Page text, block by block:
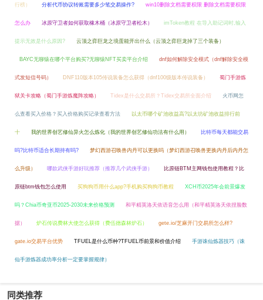
行榜） 分析代币协议转账需要多少笔交易操作? win10删除文档需要权限 删除文档需要权限
怎么办 冰原守卫者如何获取橡木桶（冰原守卫者松木） imToken教程 在导入助记词时,输入
提示无效是什么原因? 云顶之弈巨龙之境蛋能开出什么（云顶之弈巨龙掉了三个装备）
BAYC无聊猿在哪个平台购买?无聊猿NFT买卖平台介绍 dnf如何解除安全模式（dnf解除安全模
式发短信号码） DNF110版本105传说装备怎么获得（dnf100级版本传说装备） 蜀门手游炼
狱关卡攻略（蜀门手游炼魔阵攻略） Tidex是什么交易所？Tidex交易所全面介绍 火币网怎
么查看买入价格？买入价格购买记录查看方法 以太币哪个矿池收益高?以太坊矿池收益排行前
十 我的世界创艺修仙异火怎么炼化（我的世界创艺修仙功法有什么用） 比特币每天都能交易
吗?比特币适合长期持有吗? 梦幻西游召唤兽内丹可以更换吗（梦幻西游召唤兽更换内丹后内丹怎
么升级） 哪款武侠手游好玩推荐（推荐几个武侠手游） 比原链BTM主网钱包使用教程？比
原链btm钱包怎么使用 买狗狗币用什么app?手机购买狗狗币教程 XCH币2025年会前景爆发
吗？Chia币奇亚币2025-2030未来价格预测 和平精英洛天依语音怎么用（和平精英洛天依捏脸数
据） 炉石传说费林大使怎么获得（费伍德森林炉石） gete.io/芝麻开门交易所怎么样?
gate.io交易平台优势 TFUEL是什么币种?TFUEL币前景和价值介绍 手游诛仙炼器技巧（诛
仙手游炼器成功率分析一定要掌握规律）
同类推荐